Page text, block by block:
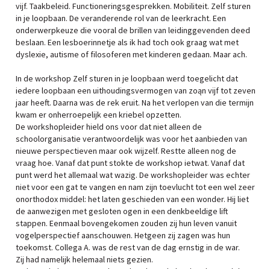
vijf. Taakbeleid. Functioneringsgesprekken. Mobiliteit. Zelf sturen
in je loopbaan. De veranderende rol van de leerkracht. Een
onderwerpkeuze die vooral de brillen van leidinggevenden deed
beslaan. Een lesboerinnetje als ik had toch ook graag wat met
dyslexie, autisme of filosoferen met kinderen gedaan. Maar ach.
In de workshop Zelf sturen in je loopbaan werd toegelicht dat
iedere loopbaan een uithoudingsvermogen van zoąn vijf tot zeven
jaar heeft. Daarna was de rek eruit. Na het verlopen van die termijn
kwam er onherroepelijk een kriebel opzetten.
De workshopleider hield ons voor dat niet alleen de
schoolorganisatie verantwoordelijk was voor het aanbieden van
nieuwe perspectieven maar ook wijzelf. Restte alleen nog de
vraag hoe. Vanaf dat punt stokte de workshop ietwat. Vanaf dat
punt werd het allemaal wat wazig. De workshopleider was echter
niet voor een gat te vangen en nam zijn toevlucht tot een wel zeer
onorthodox middel: het laten geschieden van een wonder. Hij liet
de aanwezigen met gesloten ogen in een denkbeeldige lift
stappen. Eenmaal bovengekomen zouden zij hun leven vanuit
vogelperspectief aanschouwen. Hetgeen zij zagen was hun
toekomst. Collega A. was de rest van de dag ernstig in de war.
Zij had namelijk helemaal niets gezien.